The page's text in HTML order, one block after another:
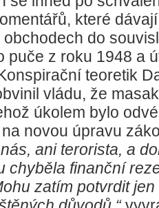
které
do
puče z roku 1948 a
teoretik
vládu, že
úkolem bylo
novou úpravu
ani terorista, a
chyběla finanční
zatím potvrdit